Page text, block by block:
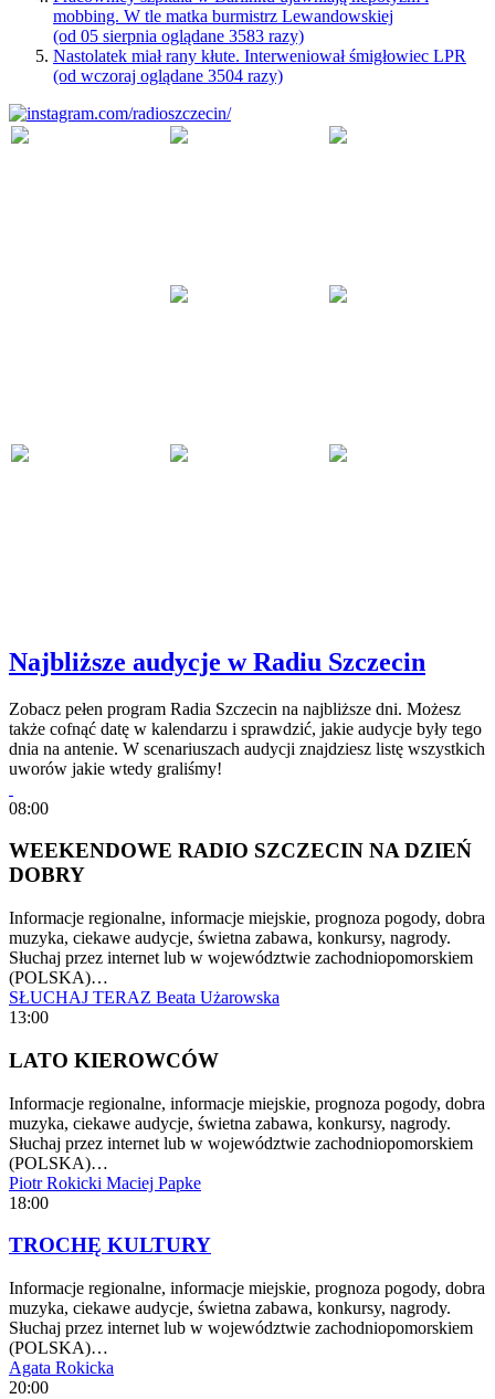
mobbing. W tle matka burmistrz Lewandowskiej
(od 05 sierpnia oglądane 3583 razy)
Nastolatek miał rany kłute. Interweniował śmigłowiec LPR
(od wczoraj oglądane 3504 razy)
Najbliższe audycje w Radiu Szczecin
Zobacz pełen program Radia Szczecin na najbliższe dni. Możesz
także cofnąć datę w kalendarzu i sprawdzić, jakie audycje były tego
dnia na antenie. W scenariuszach audycji znajdziesz listę wszystkich
uworów jakie wtedy graliśmy!
08:00
WEEKENDOWE RADIO SZCZECIN NA DZIEŃ
DOBRY
Informacje regionalne, informacje miejskie, prognoza pogody, dobra
muzyka, ciekawe audycje, świetna zabawa, konkursy, nagrody.
Słuchaj przez internet lub w województwie zachodniopomorskiem
(POLSKA)…
SŁUCHAJ TERAZ Beata Użarowska
13:00
LATO KIEROWCÓW
Informacje regionalne, informacje miejskie, prognoza pogody, dobra
muzyka, ciekawe audycje, świetna zabawa, konkursy, nagrody.
Słuchaj przez internet lub w województwie zachodniopomorskiem
(POLSKA)…
Piotr Rokicki Maciej Papke
18:00
TROCHĘ KULTURY
Informacje regionalne, informacje miejskie, prognoza pogody, dobra
muzyka, ciekawe audycje, świetna zabawa, konkursy, nagrody.
Słuchaj przez internet lub w województwie zachodniopomorskiem
(POLSKA)…
Agata Rokicka
20:00